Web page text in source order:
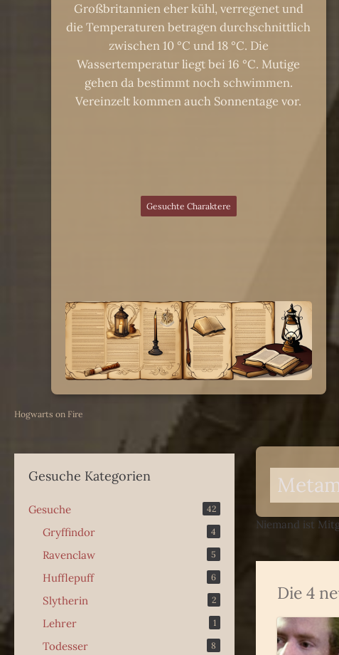
Großbritannien eher kühl, verregenet und
die Temperaturen betragen durchschnittlich
zwischen 10 °C und 18 °C. Die
Wassertemperatur liegt bei 16 °C. Mutige
gehen da bestimmt noch schwimmen.
Vereinzelt kommen auch Sonnentage vor.
Gesuchte Charaktere
Hogwarts on Fire
Gesuche Kategorien
Gesuche 42
Gryffindor 4
Ravenclaw 5
Hufflepuff 6
Slytherin 2
Lehrer 1
Todesser 8
Niemand ist
Die 4